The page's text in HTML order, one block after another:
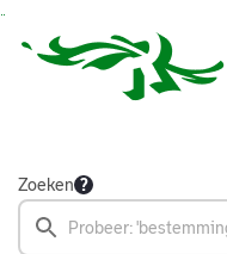
Zoeken